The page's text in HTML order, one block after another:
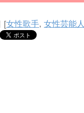
[女性歌手, 女性芸能人